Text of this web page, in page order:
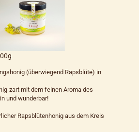
(überwiegend Rapsblüte) in
zart mit dem feinen Aroma des
und wunderbar!
Rapsblütenhonig aus dem Kreis